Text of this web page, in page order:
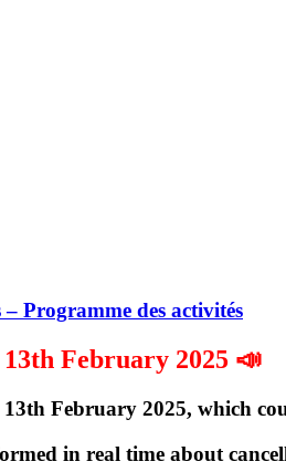
Programme des activités
February 2025 📣
13th February 2025, which
in real time about